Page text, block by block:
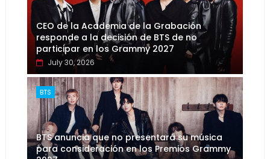
CEO de la Academia de la Grabación
responde a la decisión de BTS de no
participar en los Grammy 2027
July 30, 2026
BTS
BTS anuncia que no presentará su música
para consideración en los Premios Grammy